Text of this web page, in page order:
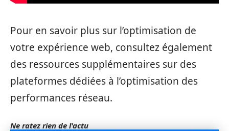
Pour en savoir plus sur l’optimisation de
votre expérience web, consultez également
des ressources supplémentaires sur des
plateformes dédiées à l’optimisation des
performances réseau.
Ne ratez rien de l'actu